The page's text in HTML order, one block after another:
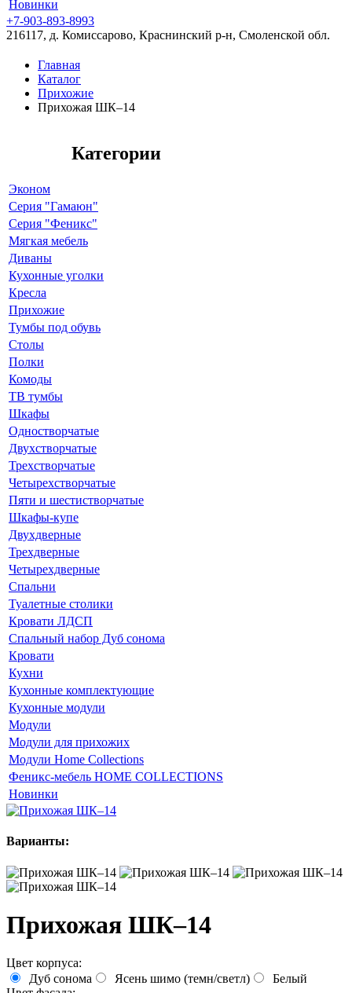
Новинки
+7-903-893-8993
216117, д. Комиссарово, Краснинский р-н, Смоленской обл.
Главная
Каталог
Прихожие
Прихожая ШК–14
Категории
Эконом
Серия "Гамаюн"
Серия "Феникс"
Мягкая мебель
Диваны
Кухонные уголки
Кресла
Прихожие
Тумбы под обувь
Столы
Полки
Комоды
ТВ тумбы
Шкафы
Одностворчатые
Двухстворчатые
Трехстворчатые
Четырехстворчатые
Пяти и шестистворчатые
Шкафы-купе
Двухдверные
Трехдверные
Четырехдверные
Спальни
Туалетные столики
Кровати ЛДСП
Спальный набор Дуб сонома
Кровати
Кухни
Кухонные комплектующие
Кухонные модули
Модули
Модули для прихожих
Модули Home Collections
Феникс-мебель HOME COLLECTIONS
Новинки
Варианты:
Прихожая ШК–14
Цвет корпуса:
Дуб сонома
Ясень шимо (темн/светл)
Белый